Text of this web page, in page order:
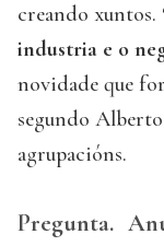
creando xuntos.
industria e o
novidade que
segundo Alberto
agrupacións.
Pregunta.